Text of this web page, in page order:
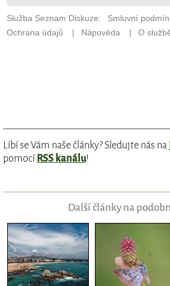
Líbí se Vám naše články? Sledujte nás na
pomocíRSS kanálu!
Další články na